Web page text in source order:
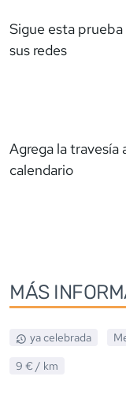
Sigue esta prueba
sus redes
Agrega la travesía
calendario
MÁS
ya celebrada
9 € / km